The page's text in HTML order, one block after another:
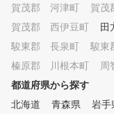
レスな練習環境を実
全予約制なので待ち
のスマホから簡単に
当日予約も可能な完
のでちょっとした空
にすぐ練習ができる
間365日好きな時間
賀茂郡 河津町
賀
賀茂郡 西伊豆町
田
駿東郡 長泉町
駿
榛原郡 川根本町
周
都道府県から探す
北海道
青森県 岩手